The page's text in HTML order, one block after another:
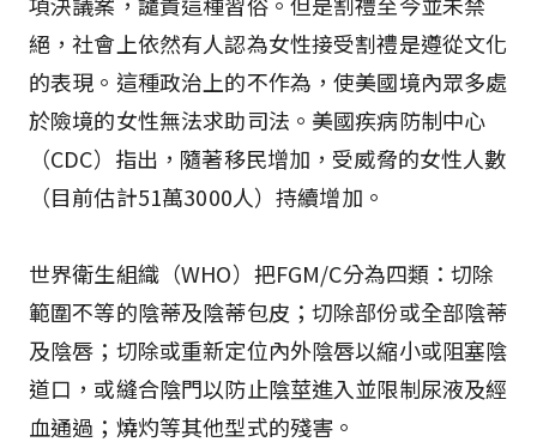
絕，社會上依然有人認為女性接受割禮是遵從文化
的表現。這種政治上的不作為，使美國境內眾多處
於險境的女性無法求助司法。美國疾病防制中心
（CDC）指出，隨著移民增加，受威脅的女性人數
（目前估計51萬3000人）持續增加。
世界衛生組織（WHO）把FGM/C分為四類：切除
範圍不等的陰蒂及陰蒂包皮；切除部份或全部陰蒂
及陰唇；切除或重新定位內外陰唇以縮小或阻塞陰
道口，或縫合陰門以防止陰莖進入並限制尿液及經
血通過；燒灼等其他型式的殘害。